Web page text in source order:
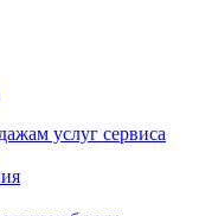
услуг сервиса